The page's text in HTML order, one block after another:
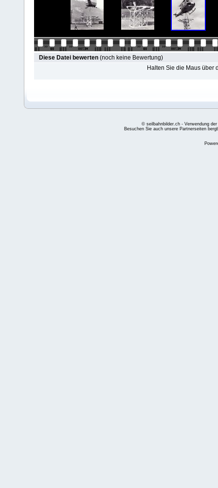
Diese Datei bewerten (noch keine Bewertung)
Halten Sie die Maus über
© seilbahnbilder.ch - Verwendung
Besuchen Sie auch unsere Partnerseiten